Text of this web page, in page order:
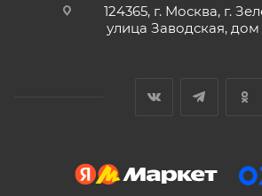
124365, г. Москва, г.
улица Заводская, дом